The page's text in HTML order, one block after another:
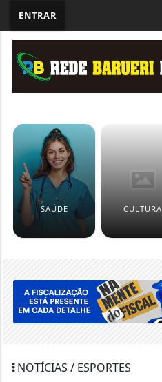
ENTRAR
SAÚDE CULTURA
NOTÍCIAS / ESPORTES